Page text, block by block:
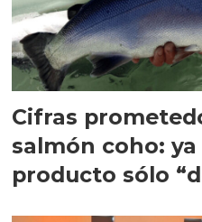
Cifras
salmón coho: ya
producto sólo